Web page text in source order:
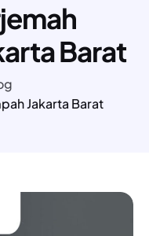
Barat
Jakarta Barat